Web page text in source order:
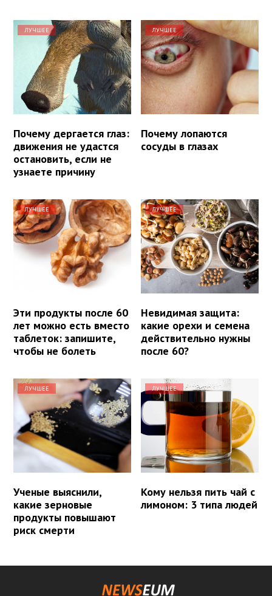
ЛУЧШЕЕ
Почему дергается глаз:
движения не удастся
остановить, если не
узнаете причину
ЛУЧШЕЕ
Почему лопаются
сосуды в глазах
ЛУЧШЕЕ
Эти продукты после 60
лет можно есть вместо
таблеток: запишите,
чтобы не болеть
ЛУЧШЕЕ
Невидимая защита:
какие орехи и семена
действительно нужны
после 60?
ЛУЧШЕЕ
Ученые выяснили,
какие зерновые
продукты повышают
риск смерти
ЛУЧШЕЕ
Кому нельзя пить чай с
лимоном: 3 типа людей